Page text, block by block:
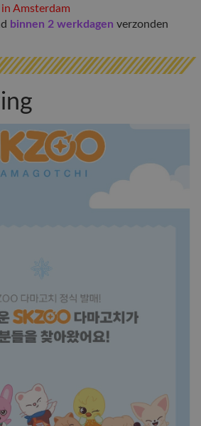
in Amsterdam
binnen 2 werkdagen verzonden